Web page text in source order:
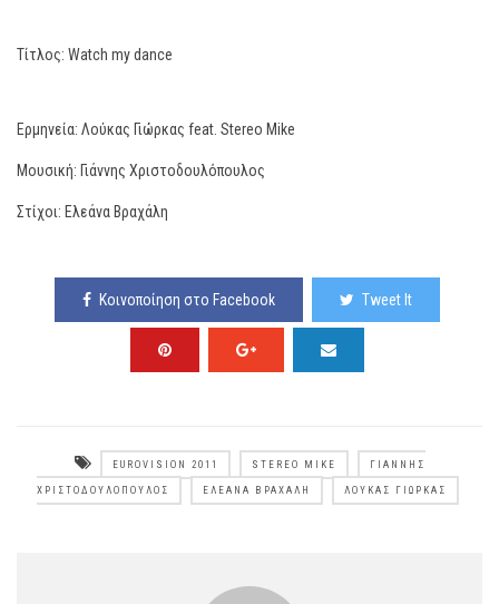
Τίτλος: Watch my dance
Ερμηνεία: Λούκας Γιώρκας feat. Stereo Mike
Μουσική: Γιάννης Χριστοδουλόπουλος
Στίχοι: Ελεάνα Βραχάλη
Κοινοποίηση στο Facebook Tweet It
EUROVISION 2011 STEREO MIKE ΓΙΆΝΝΗΣ
ΧΡΙΣΤΟΔΟΥΛΌΠΟΥΛΟΣ ΕΛΕΆΝΑ ΒΡΑΧΆΛΗ ΛΟΎΚΑΣ ΓΙΏΡΚΑΣ